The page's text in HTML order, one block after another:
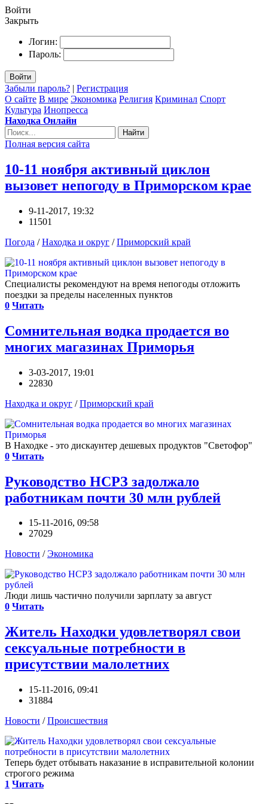
Войти
Закрыть
Логин:
Пароль:
Войти
Забыли пароль? | Регистрация
О сайте В мире Экономика Религия Криминал Спорт
Культура Инопресса
Находка Онлайн
Найти
Полная версия сайта
10-11 ноября активный циклон
вызовет непогоду в Приморском крае
9-11-2017, 19:32
11501
Погода /Находка и округ /Приморский край
Специалисты рекомендуют на время непогоды отложить
поездки за пределы населенных пунктов
0 Читать
Сомнительная водка продается во
многих магазинах Приморья
3-03-2017, 19:01
22830
Находка и округ /Приморский край
В Находке - это дискаунтер дешевых продуктов "Светофор"
0 Читать
Руководство НСРЗ задолжало
работникам почти 30 млн рублей
15-11-2016, 09:58
27029
Новости /Экономика
Люди лишь частично получили зарплату за август
0 Читать
Житель Находки удовлетворял свои
сексуальные потребности в
присутствии малолетних
15-11-2016, 09:41
31884
Новости /Происшествия
Теперь будет отбывать наказание в исправительной колонии
строгого режима
1 Читать